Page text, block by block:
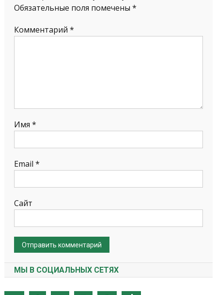
Обязательные поля помечены *
Комментарий *
Имя *
Email *
Сайт
МЫ В СОЦИАЛЬНЫХ СЕТЯХ